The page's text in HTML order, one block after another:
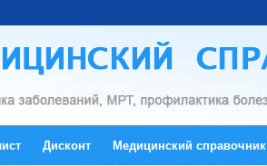
Дисконт Медицинский справочник